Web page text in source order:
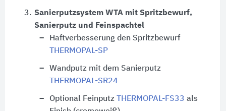
3. Sanierputzsystem WTA mit Spritzbewurf,
Sanierputz und Feinspachtel
Haftverbesserung den Spritzbewurf
THERMOPAL-SP
Wandputz mit dem Sanierputz
THERMOPAL-SR24
Optional Feinputz THERMOPAL-FS33 als